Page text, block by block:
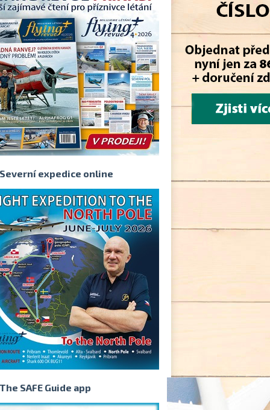
Severní expedice online
The SAFE Guide app